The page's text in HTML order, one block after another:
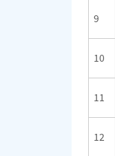
9
10
11
12